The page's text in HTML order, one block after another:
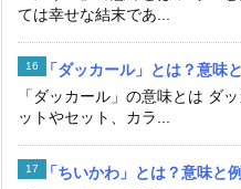
ては幸せな結末であ...
「ダッカール」とは？意味
「ダッカール」の意味とは ダ
ットやセット、カラ...
「ちいかわ」とは？意味と